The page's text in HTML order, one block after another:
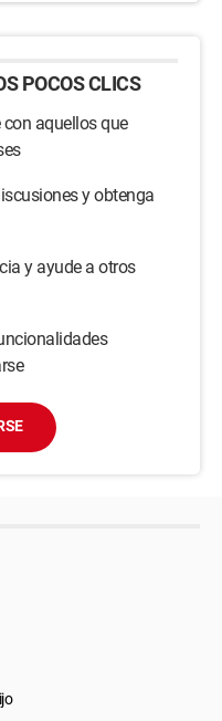
POCOS CLICS
aquellos que
y obtenga
y ayude a otros